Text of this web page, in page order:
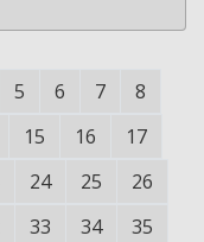
5 6 7
8
15 16
17
24 25
26
33 34
35